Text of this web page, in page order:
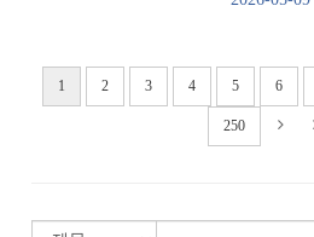
1 2 3 4 5 6
250